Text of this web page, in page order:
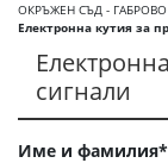
ОКРЪЖЕН СЪД - ГАБРОВО
Електронна кутия за
сигнали
Име и фамилия*